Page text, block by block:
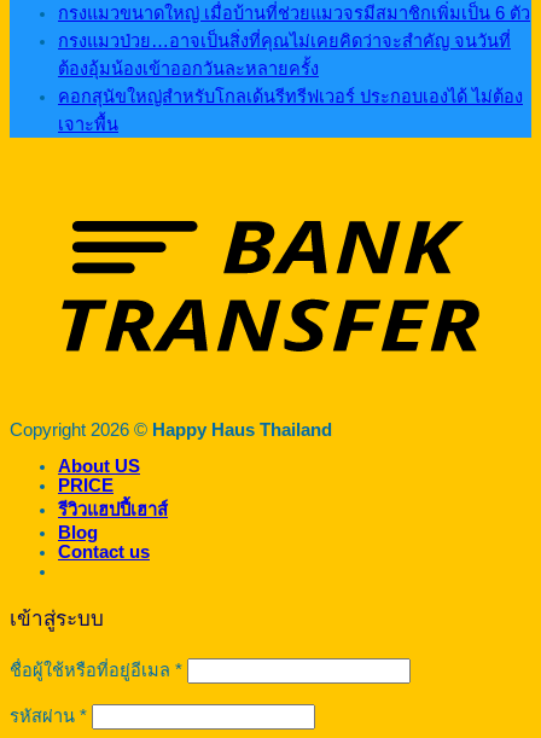
กรงแมวขนาดใหญ่ เมื่อบ้านที่ช่วยแมวจรมีสมาชิกเพิ่มเป็น 6 ตัว
กรงแมวป่วย…อาจเป็นสิ่งที่คุณไม่เคยคิดว่าจะสำคัญ จนวันที่
ต้องอุ้มน้องเข้าออกวันละหลายครั้ง
คอกสุนัขใหญ่สำหรับโกลเด้นรีทรีฟเวอร์ ประกอบเองได้ ไม่ต้อง
เจาะพื้น
Copyright 2026 © Happy Haus Thailand
About US
PRICE
รีวิวแฮปปี้เฮาส์
Blog
Contact us
เข้าสู่ระบบ
ชื่อผู้ใช้หรือที่อยู่อีเมล *ต้องการ
รหัสผ่าน *ต้องการ